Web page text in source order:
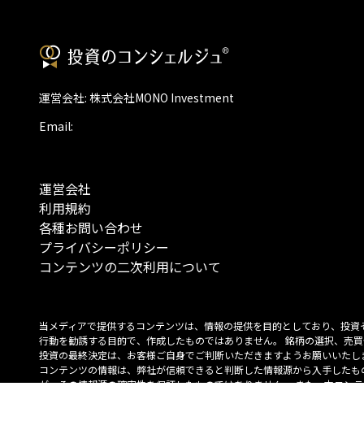
運営会社: 株式会社MONO Investment
Email:
運営会社
利用規約
各種お問い合わせ
プライバシーポリシー
コンテンツの二次利用について
当メディアで提供するコンテンツは、情報の提供を目的としており、投資
行動を勧誘する目的で、作成したものではありません。 銘柄の選択、売
投資の最終決定は、お客様ご自身でご判断いただきますようお願いいたし
コンテンツの情報は、弊社が信頼できると判断した情報源から入手したも
が、その情報源の確実性を保証したものではありません。 また、本コン